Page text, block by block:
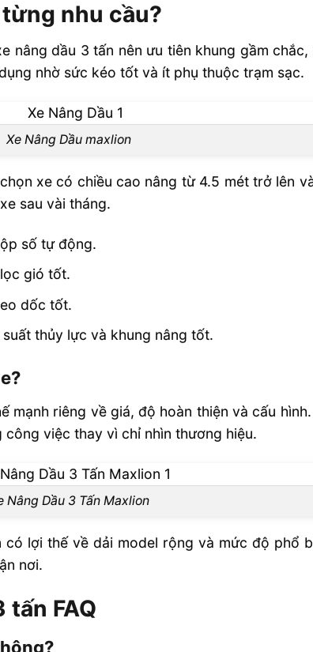
nhu cầu?
nâng dầu 3 tấn nên ưu tiên khung gầm
nhờ sức kéo tốt và ít phụ thuộc trạm sạc.
Xe Nâng Dầu maxlion
xe có chiều cao nâng từ 4.5 mét trở lên
sau vài tháng.
số tự động.
gió tốt.
dốc tốt.
thủy lực và khung nâng tốt.
riêng về giá, độ hoàn thiện và cấu
việc thay vì chỉ nhìn thương hiệu.
Nâng Dầu 3 Tấn Maxlion
lợi thế về dải model rộng và mức độ phổ
nơi.
FAQ